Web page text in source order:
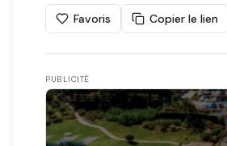
Favoris Copier le lien
PUBLICITÉ